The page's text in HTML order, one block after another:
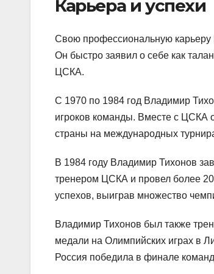
Карьера и успехи
Свою профессиональную карьеру
Он быстро заявил о себе как
ЦСКА.
С 1970 по 1984 год Владимир
игроков команды. Вместе с ЦСКА
страны на международных
В 1984 году Владимир Тихонов
тренером ЦСКА и провел более 20
успехов, выиграв множество
Владимир Тихонов был также
медали на Олимпийских играх в
Россия победила в финале